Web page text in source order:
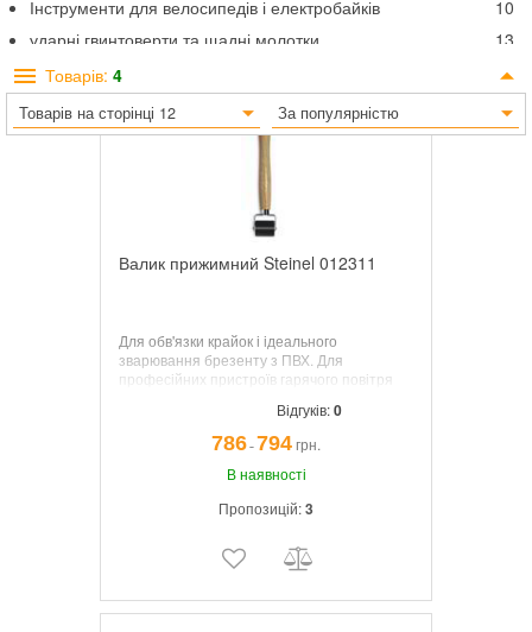
10
Інструменти для велосипедів і електробайків
13
ударні гвинтоверти та щадні молотки
85
молотки, сокири, колуни
склорізи
7
стельова опора
Товарів: 4
Товарів на сторінці 12 За популярністю
Валик прижимний Steinel 012311
Для обв'язки крайок і ідеального
зварювання брезенту з ПВХ. Для
професійних пристроїв гарячого повітря
2000 E, HG 2300 E і HG 2310 LCD, а також
вентиляторів гарячого повітря HL 2020 E,
HL 1920 E, HL 1820 S і HL 1620 E, HL 2010
E, HL 1 910 E, HL 1810 S і HL 1610 S.
Відгуків:0
786¯794грн.
В наявності
Пропозицій:3